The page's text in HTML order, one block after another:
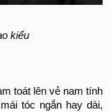
kiểu
toát lên vẻ nam tính
tóc ngắn hay dài,